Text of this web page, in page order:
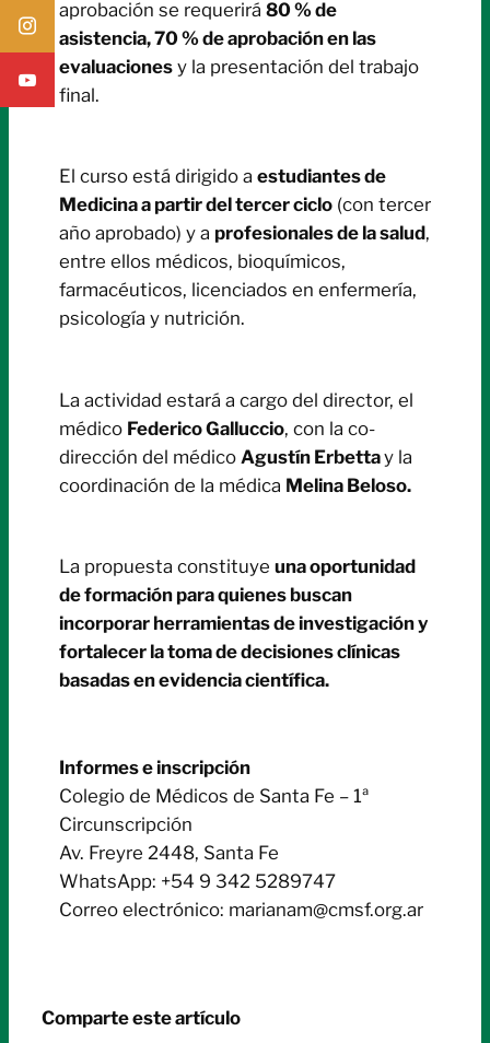
aprobación se requerirá 80 % de
asistencia, 70 % de aprobación en las
evaluaciones y la presentación del trabajo
final.
El curso está dirigido a estudiantes de
Medicina a partir del tercer ciclo (con tercer
año aprobado) y a profesionales de la salud,
entre ellos médicos, bioquímicos,
farmacéuticos, licenciados en enfermería,
psicología y nutrición.
La actividad estará a cargo del director, el
médico Federico Galluccio, con la co-
dirección del médico Agustín Erbettay la
coordinación de la médica Melina Beloso.
La propuesta constituye una oportunidad
de formación para quienes buscan
incorporar herramientas de investigación y
fortalecer la toma de decisiones clínicas
basadas en evidencia científica.
Informes e inscripción
Colegio de Médicos de Santa Fe – 1ª
Circunscripción
Av. Freyre 2448, Santa Fe
WhatsApp: +54 9 342 5289747
Correo electrónico: marianam@cmsf.org.ar
Comparte este artículo